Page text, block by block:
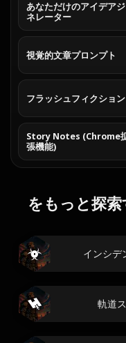
あなただけのアイデア
ネレーター
視覚的文章プロンプト
フラッシュフィクション
Story Notes (Chrome
張機能)
をもっと探
インシデ
軌道